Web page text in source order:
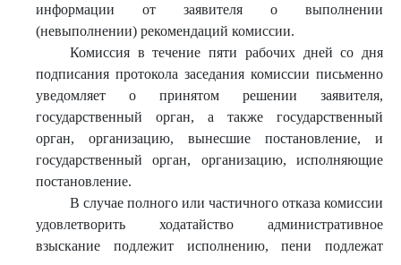
информации от заявителя о выполнении
(невыполнении) рекомендаций комиссии.
Комиссия в течение пяти рабочих дней со дня
подписания протокола заседания комиссии письменно
уведомляет о принятом решении заявителя,
государственный орган, а также государственный
орган, организацию, вынесшие постановление, и
государственный орган, организацию, исполняющие
постановление.
В случае полного или частичного отказа комиссии
удовлетворить ходатайство административное
взыскание подлежит исполнению, пени подлежат